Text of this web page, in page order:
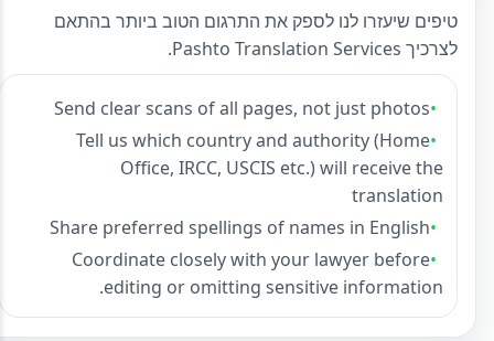
טיפים שיעזרו לנו לספק את התרגום הטוב ביותר בהתאם
לצרכיך Pashto Translation Services.
Send clear scans of all pages, not just photos
Tell us which country and authority (Home
Office, IRCC, USCIS etc.) will receive the
translation
Share preferred spellings of names in English
Coordinate closely with your lawyer before
editing or omitting sensitive information.